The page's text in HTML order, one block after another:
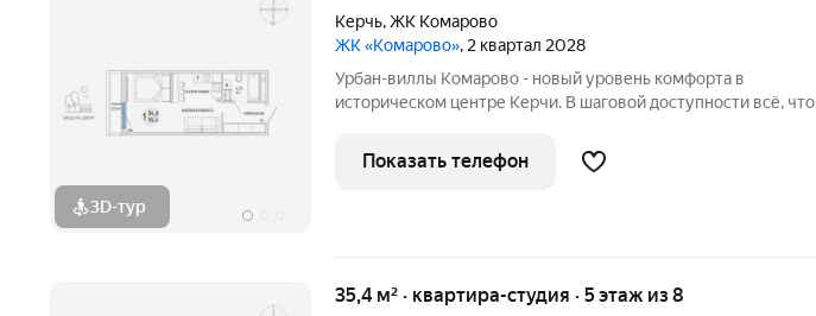
3D-тур
Керчь,ЖК Комарово
ЖК «Комарово», 2 квартал 2028
Урбан-виллы Комарово - новый уровень комфорта в
историческом центре Керчи. В шаговой доступности всё, что
благодаря обилию парковых зон. Прямо под окнами самый
большой ландшафтный парк в
Показать телефон
35,4 м² · квартира-студия · 5 этаж из 8